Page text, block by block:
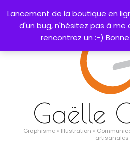
Lancement de la boutique en
d'un bug, n'hésitez pas à
rencontrez un :-)
Gaëlle
Graphisme • Illustration •
artisanales